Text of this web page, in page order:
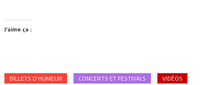
J’aime ça :
BILLETS D'HUMEUR CONCERTS ET FESTIVALS VIDÉOS